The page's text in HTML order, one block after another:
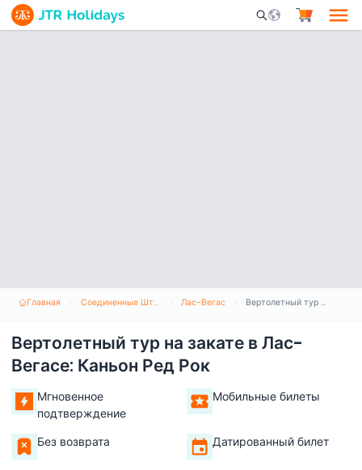
Mobile Search
Главная Соединенные Штаты Америки Лас-Вегас Вертолетный тур на закате в Лас-Вегасе: Каньон Ред Рок
Вертолетный тур на закате в Лас-
Вегасе: Каньон Ред Рок
Мгновенное
подтверждение
Мобильные билеты
Без возврата Датированный билет